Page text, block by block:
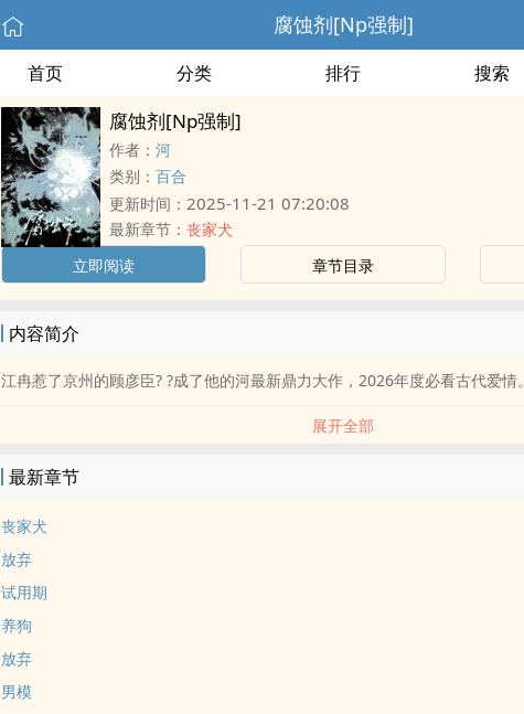
腐蚀剂[Np强制]
首页 分类 排行 搜索
腐蚀剂[Np强制]
作者： 河
类别： 百合
更新时间： 2025-11-21 07:20:08
最新章节： 丧家犬
立即阅读
章节目录
内容简介
江冉惹了京州的顾彦臣? ?成了他的河最新鼎力大作，2026年度必看古代爱情。
展开全部
最新章节
丧家犬
放弃
试用期
养狗
放弃
男模